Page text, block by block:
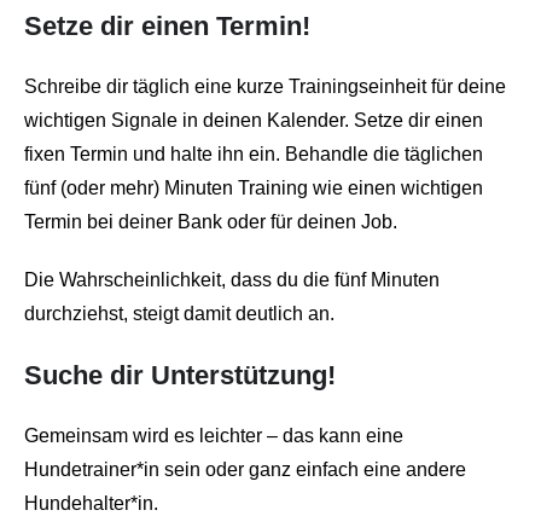
Setze dir einen Termin!
Schreibe dir täglich eine kurze Trainingseinheit für deine
wichtigen Signale in deinen Kalender. Setze dir einen
fixen Termin und halte ihn ein. Behandle die täglichen
fünf (oder mehr) Minuten Training wie einen wichtigen
Termin bei deiner Bank oder für deinen Job.
Die Wahrscheinlichkeit, dass du die fünf Minuten
durchziehst, steigt damit deutlich an.
Suche dir Unterstützung!
Gemeinsam wird es leichter – das kann eine
Hundetrainer*in sein oder ganz einfach eine andere
Hundehalter*in.